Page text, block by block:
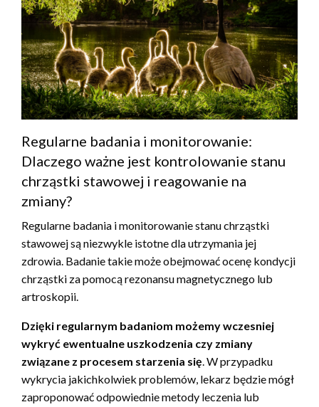
Regularne badania i monitorowanie:
Dlaczego ważne jest kontrolowanie stanu
chrząstki stawowej i reagowanie na
zmiany?
Regularne badania i monitorowanie stanu chrząstki
stawowej są niezwykle istotne dla utrzymania jej
zdrowia. Badanie takie może obejmować ocenę kondycji
chrząstki za pomocą rezonansu magnetycznego lub
artroskopii.
Dzięki regularnym badaniom możemy wczesniej
wykryć ewentualne uszkodzenia czy zmiany
związane z procesem starzenia się. W przypadku
wykrycia jakichkolwiek problemów, lekarz będzie mógł
zaproponować odpowiednie metody leczenia lub